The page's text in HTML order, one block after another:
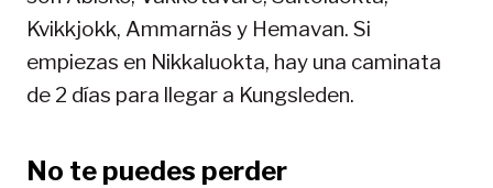
Kvikkjokk, Ammarnäs y Hemavan. Si
empiezas en Nikkaluokta, hay una caminata
de 2 días para llegar a Kungsleden.
No te puedes perder